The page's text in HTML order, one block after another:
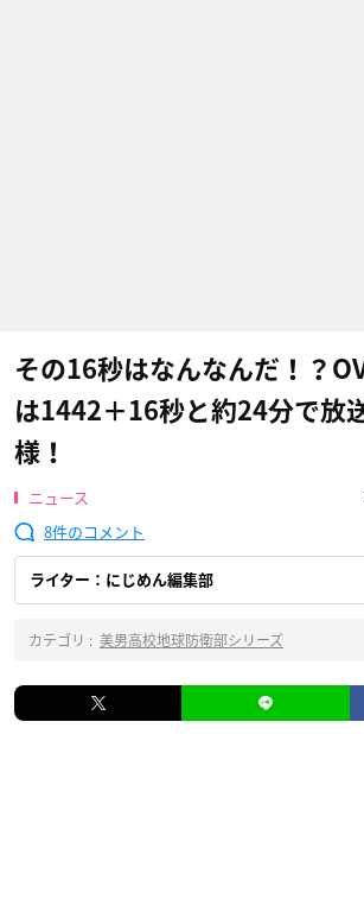
その16秒はなんなんだ！？
は1442＋16秒と約24分で放
様！
ニュース
8
ライター：にじめん編集部
カテゴリ : 美男高校地球防衛部シリーズ